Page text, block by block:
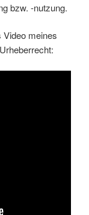
bzw. -nutzung.
Video meines